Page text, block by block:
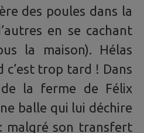
des poules dans la
en se cachant
la maison). Hélas
trop tard ! Dans
la ferme de Félix
balle qui lui déchire
malgré son transfert